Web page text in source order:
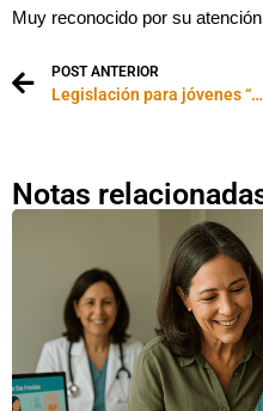
Muy reconocido por su
POST ANTERIOR
Legislación para jóvenes “fuera de edad”
Notas